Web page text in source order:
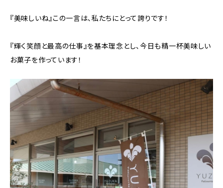
『美味しいね』この一言は、私たちにとって誇りです！
『輝く笑顔と最高の仕事』を基本理念とし、今日も精一杯美味しい
お菓子を作っています！